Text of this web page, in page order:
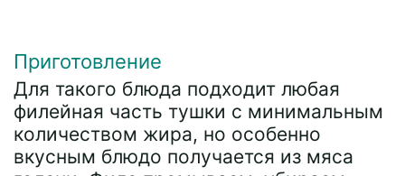
Приготовление
Для такого блюда подходит любая
филейная часть тушки с минимальным
количеством жира, но особенно
вкусным блюдо получается из мяса